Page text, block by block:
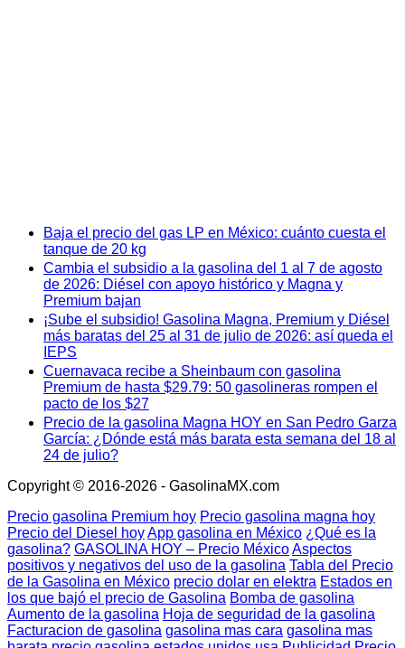
Baja el precio del gas LP en México: cuánto cuesta el
tanque de 20 kg
Cambia el subsidio a la gasolina del 1 al 7 de agosto
de 2026: Diésel con apoyo histórico y Magna y
Premium bajan
¡Sube el subsidio! Gasolina Magna, Premium y Diésel
más baratas del 25 al 31 de julio de 2026: así queda el
IEPS
Cuernavaca recibe a Sheinbaum con gasolina
Premium de hasta $29.79: 50 gasolineras rompen el
pacto de los $27
Precio de la gasolina Magna HOY en San Pedro Garza
García: ¿Dónde está más barata esta semana del 18 al
24 de julio?
Copyright © 2016-2026 - GasolinaMX.com
Precio gasolina Premium hoy Precio gasolina magna hoy
Precio del Diesel hoyApp gasolina en México ¿Qué es la
gasolina? GASOLINA HOY – Precio MéxicoAspectos
positivos y negativos del uso de la gasolina Tabla del Precio
de la Gasolina en México precio dolar en elektra Estados en
los que bajó el precio de Gasolina Bomba de gasolina
Aumento de la gasolina Hoja de seguridad de la gasolina
Facturacion de gasolina gasolina mas cara gasolina mas